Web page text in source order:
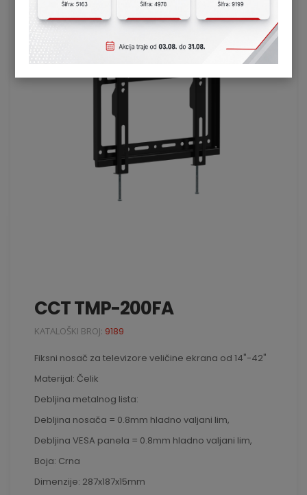
CCT TMP-200FA
KATALOŠKI BROJ: 9189
Fiksni nosač za televizore veličine ekrana od 14"-42"
Materijal: Čelik
Debljina metalnog lista:
Debljina nosača = 0.8mm hladno valjani lim,
Debljina VESA panela = 0.8mm hladno valjani lim,
Boja: Crna
Dimenzije: 287x187x15mm